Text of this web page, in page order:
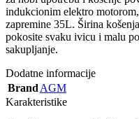
indukcionim elektro
zapremine 35L. Širina
pokosite svaku ivicu i malu
sakupljanje.
Dodatne informacije
Brand AGM
Karakteristike